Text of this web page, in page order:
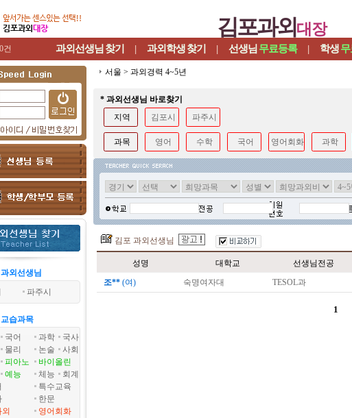
김포과외 대장
건 과외선생님 찾기 | 과외학생찾기 | 선생님 무료등록 | 학생
외선생님
파주시
습과목
국어 과학
국사
물리 논술
사회
피아노
바이올린
예능 체능
회계
특수교육
한문
영어회화
서울 > 과외경력 4~5년
* 과외선생님 바로찾기
지역
김포시 파주시
과목 영어 수학 국어 영어회화 과학
김포 과외선생님
성명 대학교 선생님전공
조** (여) 숙명여자대 TESOL과
1